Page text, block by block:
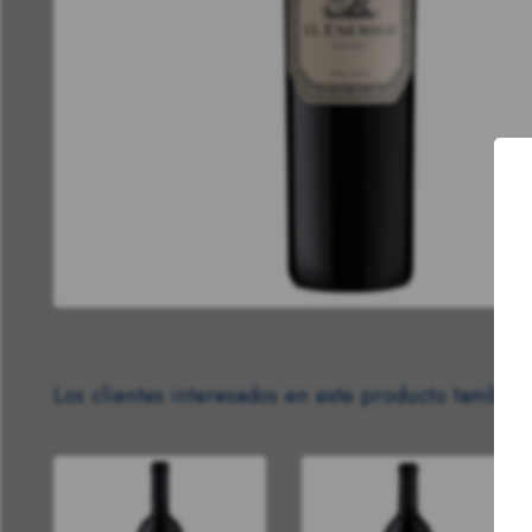
Los clientes interesados en este producto también